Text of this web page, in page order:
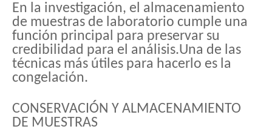
En la investigación, el almacenamiento
de muestras de laboratorio cumple una
función principal para preservar su
credibilidad para el análisis.Una de las
técnicas más útiles para hacerlo es la
congelación.
CONSERVACIÓN Y ALMACENAMIENTO
DE MUESTRAS